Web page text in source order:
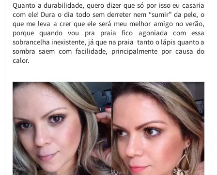
Quanto a durabilidade, quero dizer que só por isso eu casaria
com ele! Dura o dia todo sem derreter nem “sumir” da pele, o
que me leva a crer que ele será meu melhor amigo no verão,
porque quando vou pra praia fico agoniada com essa
sobrancelha inexistente, já que na praia tanto o lápis quanto a
sombra saem com facilidade, principalmente por causa do
calor.